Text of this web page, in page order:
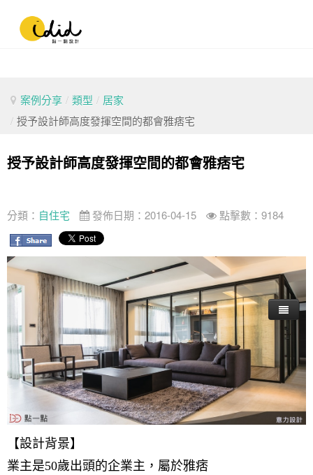
案例分享 / 類型 / 居家
/ 授予設計師高度發揮空間的都會雅痞宅
授予設計師高度發揮空間的都會雅痞宅
分類： 自住宅 發佈日期：2016-04-15 點擊數：9184
【設計背景】
業主是50歲出頭的企業主，屬於雅痞